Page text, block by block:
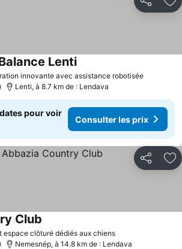
Partager
innovante avec assistance robotisée
Lenti
Lenti, à 8.7 km de : Lendava
pour voir
Consulter les prix
Partager
espace clôturé dédiés aux chiens
Club
Nemesnép, à 14.8 km de : Lendava